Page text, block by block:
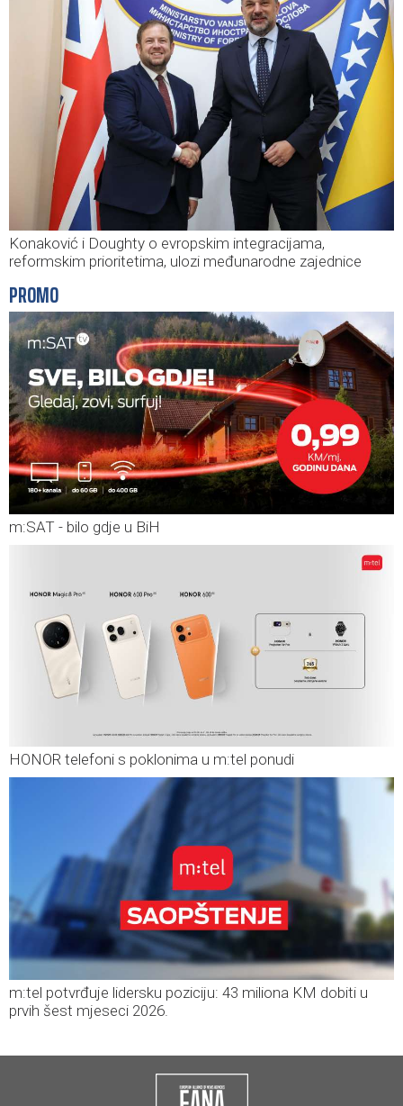
Konaković i Doughty o evropskim integracijama,
reformskim prioritetima, ulozi međunarodne zajednice
PROMO
m:SAT - bilo gdje u BiH
HONOR telefoni s poklonima u m:tel ponudi
m:tel potvrđuje lidersku poziciju: 43 miliona KM dobiti u
prvih šest mjeseci 2026.